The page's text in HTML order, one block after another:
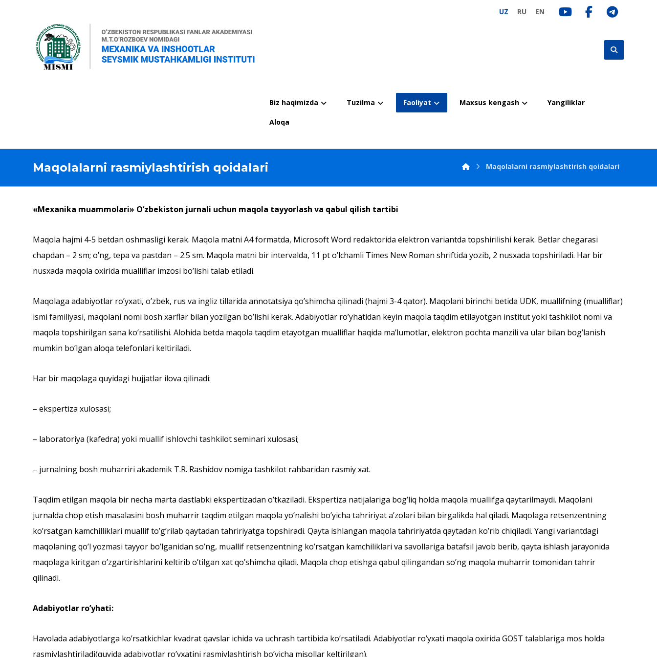
UZ RU EN
Biz haqimizda Tuzilma Faoliyat Maxsus kengash Yangiliklar
Aloqa
Maqolalarni rasmiylashtirish qoidalari Maqolalarni rasmiylashtirish qoidalari
«Mexanika muammolari» O‘zbekiston jurnali uchun maqola tayyorlash va qabul qilish tartibi
Maqola hajmi 4-5 betdan oshmasligi kerak. Maqola matni А4 formatda, Microsoft Word redaktorida elektron variantda topshirilishi kerak. Betlar chegarasi
chapdan – 2 sm; oʼng, tepa va pastdan – 2.5 sm. Maqola matni bir intervalda, 11 pt oʼlchamli Times New Roman shriftida yozib, 2 nusxada topshiriladi. Har bir
nusxada maqola oxirida mualliflar imzosi boʼlishi talab etiladi.
Maqolaga adabiyotlar roʼyxati, oʼzbek, rus va ingliz tillarida annotatsiya qoʼshimcha qilinadi (hajmi 3-4 qator). Maqolani birinchi betida UDK, muallifning (mualliflar)
ismi familiyasi, maqolani nomi bosh xarflar bilan yozilgan boʼlishi kerak. Аdabiyotlar roʼyhatidan keyin maqola taqdim etilayotgan institut yoki tashkilot nomi va
maqola topshirilgan sana koʼrsatilishi. Аlohida betda maqola taqdim etayotgan mualliflar haqida maʼlumotlar, elektron pochta manzili va ular bilan bogʼlanish
mumkin boʼlgan aloqa telefonlari keltiriladi.
Har bir maqolaga quyidagi hujjatlar ilova qilinadi:
– ekspertiza xulosasi;
– laboratoriya (kafedra) yoki muallif ishlovchi tashkilot seminari xulosasi;
– jurnalning bosh muharriri akademik T.R. Rashidov nomiga tashkilot rahbaridan rasmiy xat.
Taqdim etilgan maqola bir necha marta dastlabki ekspertizadan oʼtkaziladi. Ekspertiza natijalariga bogʼliq holda maqola muallifga qaytarilmaydi. Maqolani
jurnalda chop etish masalasini bosh muharrir taqdim etilgan maqola yoʼnalishi boʼyicha tahririyat aʼzolari bilan birgalikda hal qiladi. Maqolaga retsenzentning
koʼrsatgan kamchilliklari muallif toʼgʼrilab qaytadan tahririyatga topshiradi. Qayta ishlangan maqola tahririyatda qaytadan koʼrib chiqiladi. Yangi variantdagi
maqolaning qoʼl yozmasi tayyor boʼlganidan soʼng, muallif retsenzentning koʼrsatgan kamchiliklari va savollariga batafsil javob berib, qayta ishlash jarayonida
maqolaga kiritgan oʼzgartirishlarini keltirib oʼtilgan xat qoʼshimcha qiladi. Maqola chop etishga qabul qilingandan soʼng maqola muharrir tomonidan tahrir
qilinadi.
Аdabiyotlar roʼyhati:
Havolada adabiyotlarga koʼrsatkichlar kvadrat qavslar ichida va uchrash tartibida koʼrsatiladi. Аdabiyotlar roʼyxati maqola oxirida GOST talablariga mos holda
rasmiylashtiriladi(quyida adabiyotlar roʼyxatini rasmiylashtirish boʼyicha misollar keltirilgan).